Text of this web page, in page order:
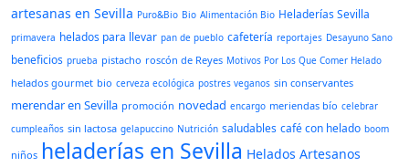
artesanas en Sevilla Puro&Bio Bio Alimentación Bio Heladerías Sevilla
primavera helados para llevar pan de pueblo cafetería reportajes Desayuno Sano
beneficios prueba pistacho roscón de Reyes Motivos Por Los Que Comer Helado
helados gourmet bio cerveza ecológica postres veganos sin conservantes
merendar en Sevilla promoción novedad encargo meriendas bío celebrar
cumpleaños sin lactosa gelapuccino Nutrición saludables café con helado boom
niños heladerías en Sevilla Helados Artesanos